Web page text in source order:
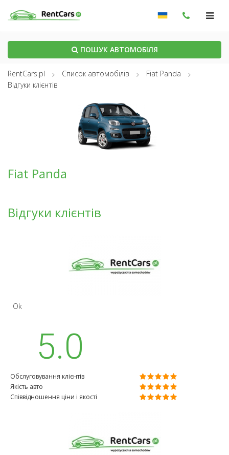
ПОШУК АВТОМОБІЛЯ
RentCars.pl Список автомобілів
Fiat Panda
Відгуки клієнтів
Fiat Panda
Відгуки клієнтів
Ok
5.0
Обслуговування клієнтів
Якість авто
Співвідношення ціни і якості